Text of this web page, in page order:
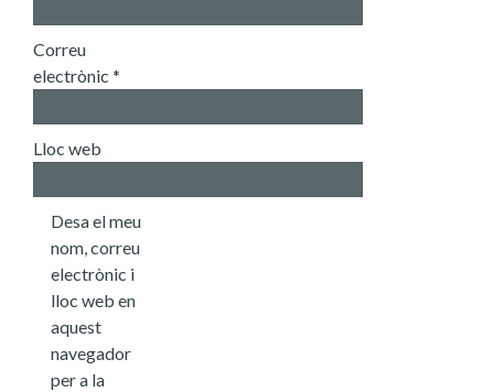
Correu
electrònic *
Lloc web
Desa el meu
nom, correu
electrònic i
lloc web en
aquest
navegador
per a la